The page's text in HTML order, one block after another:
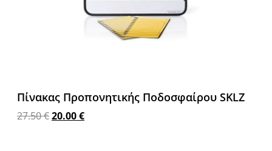
Πίνακας Προπονητικής Ποδοσφαίρου SKLZ
27.50€20.00€